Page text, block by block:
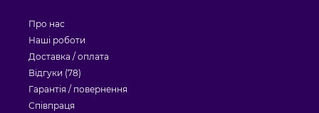
Про нас
Наші роботи
Доставка / оплата
Відгуки (78)
Гарантія / повернення
Співпраця